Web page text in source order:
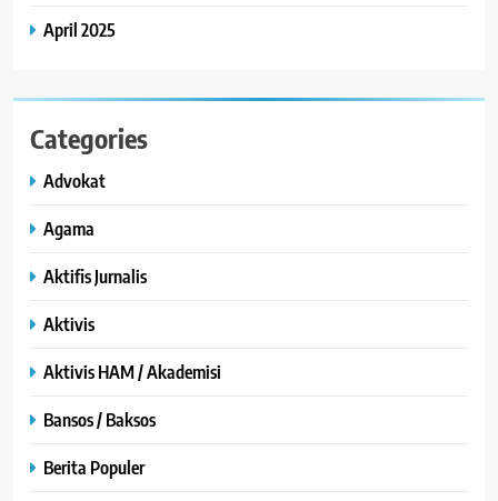
April 2025
Categories
Advokat
Agama
Aktifis Jurnalis
Aktivis
Aktivis HAM / Akademisi
Bansos / Baksos
Berita Populer